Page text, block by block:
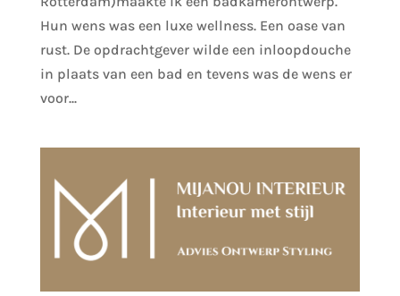
Hun wens was een luxe wellness. Een oase van
rust. De opdrachtgever wilde een inloopdouche
in plaats van een bad en tevens was de wens er
voor...